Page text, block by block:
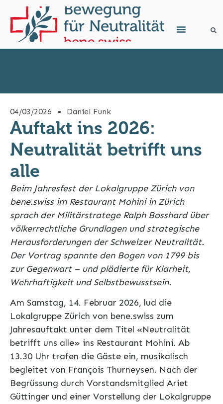
04/03/2026 Daniel Funk
Auftakt ins 2026:
Neutralität betrifft uns
alle
Beim Jahresfest der Lokalgruppe Zürich von
bene.swiss im Restaurant Mohini in Zürich
sprach der Militärstratege Ralph Bosshard über
völkerrechtliche Grundlagen und strategische
Herausforderungen der Schweizer Neutralität.
Der Vortrag spannte den Bogen von 1799 bis
zur Gegenwart – und plädierte für Klarheit,
Wehrhaftigkeit und Selbstbewusstsein.
Am Samstag, 14. Februar 2026, lud die
Lokalgruppe Zürich von bene.swiss zum
Jahresauftakt unter dem Titel «Neutralität
betrifft uns alle» ins Restaurant Mohini. Ab
13.30 Uhr trafen die Gäste ein, musikalisch
begleitet von François Thurneysen. Nach der
Begrüssung durch Vorstandsmitglied Ariet
Güttinger und einer Vorstellung der Lokalgruppe